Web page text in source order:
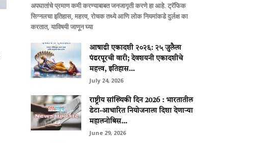
अपघातांचे प्रमाण कमी करण्याबाबत जनजागृती करणे हा आहे. ट्रॅफिक
सिग्नलचा इतिहास, महत्त्व, रोचक तथ्ये आणि लोक नियमांकडे दुर्लक्ष का
करतात, याविषयी जाणून घ्या
आषाढी एकादशी २०२६: २५ जुलैला
पंढरपूरची वारी; देवशयनी एकादशीचे
महत्त्व, इतिहास...
July 24, 2026
राष्ट्रीय सांख्यिकी दिन 2026 : भारतातील
डेटा-आधारित नियोजनाला दिशा देणाऱ्या
महालनोबिस...
June 29, 2026